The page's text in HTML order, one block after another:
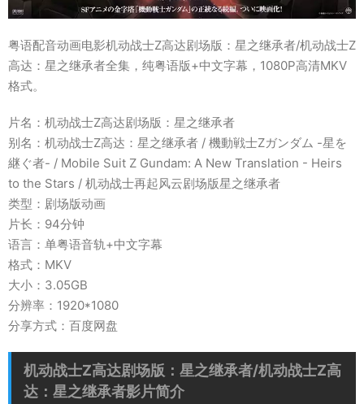
粤语配音动画电影机动战士Z高达剧场版：星之继承者/机动战士Z
高达：星之继承者全集，纯粤语版+中文字幕，1080P高清MKV
格式。
片名：机动战士Z高达剧场版：星之继承者
别名：机动战士Z高达：星之继承者 / 機動戦士Zガンダム -星を
継ぐ者- / Mobile Suit Z Gundam: A New Translation - Heirs
to the Stars / 机动战士再起风云剧场版星之继承者
类型：剧场版动画
片长：94分钟
语言：单粤语音轨+中文字幕
格式：MKV
大小：3.05GB
分辨率：1920*1080
分享方式：百度网盘
机动战士Z高达剧场版：星之继承者/机动战士Z高
达：星之继承者影片简介